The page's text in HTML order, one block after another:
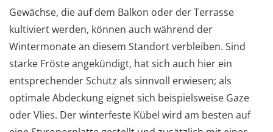
Gewächse, die auf dem Balkon oder der Terrasse
kultiviert werden, können auch während der
Wintermonate an diesem Standort verbleiben. Sind
starke Fröste angekündigt, hat sich auch hier ein
entsprechender Schutz als sinnvoll erwiesen; als
optimale Abdeckung eignet sich beispielsweise Gaze
oder Vlies. Der winterfeste Kübel wird am besten auf